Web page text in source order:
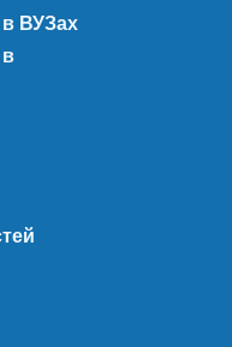
ВУЗах